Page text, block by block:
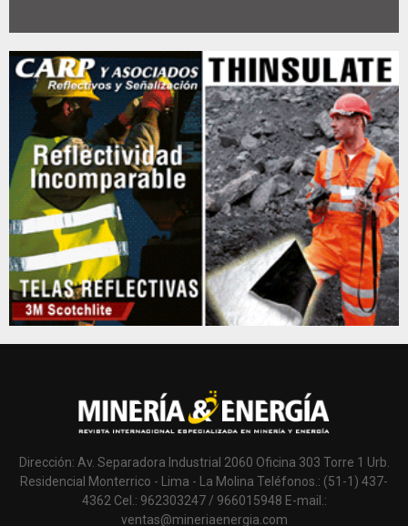
Dirección: Av. Separadora Industrial 2060 Oficina 303 Torre 1 Urb.
Residencial Monterrico - Lima - La Molina Teléfonos.: (51-1) 437-
4362 Cel.: 962303247 / 966015948 E-mail.:
ventas@mineriaenergia.com